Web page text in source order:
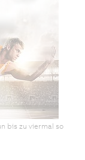
bis zu viermal so